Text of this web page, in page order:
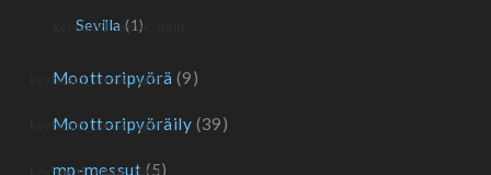
Sevilla (1)
Moottoripyörä (9)
Moottoripyöräily (39)
mp-messut (5)